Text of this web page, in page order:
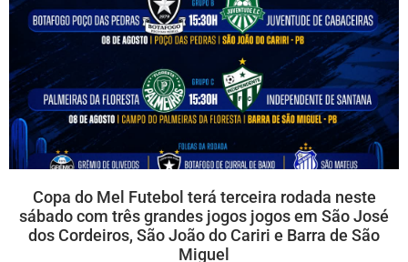
Copa do Mel Futebol terá terceira rodada neste
sábado com três grandes jogos jogos em São José
dos Cordeiros, São João do Cariri e Barra de São
Miguel